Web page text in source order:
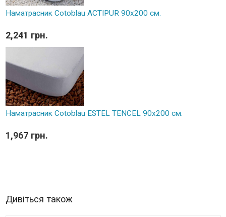
Наматрасник Cotoblau ACTIPUR 90х200 см.
2,241 грн.
Наматрасник Cotoblau ESTEL TENCEL 90х200 см.
1,967 грн.
Дивіться також